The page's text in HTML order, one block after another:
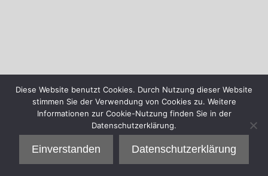
Diese Website benutzt Cookies. Durch Nutzung dieser Website
stimmen Sie der Verwendung von Cookies zu. Weitere
Informationen zur Cookie-Nutzung finden Sie in der
Datenschutzerklärung.
Einverstanden Datenschutzerklärung